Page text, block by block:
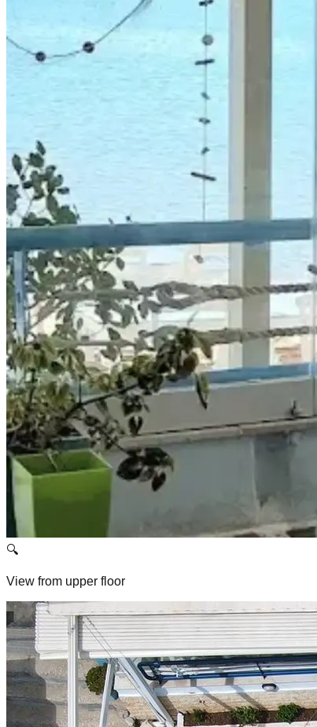
🔍
View from upper floor